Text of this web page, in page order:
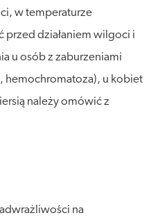
w temperaturze
przed działaniem wilgoci i
u osób z zaburzeniami
hemochromatoza), u kobiet
należy omówić z
na